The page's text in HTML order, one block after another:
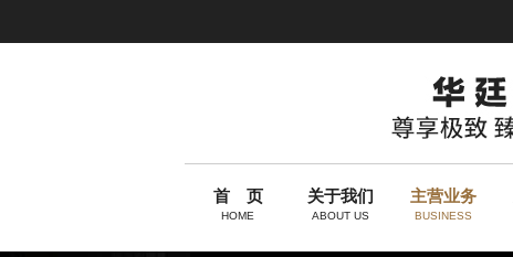
首 页
HOME
关于我们
ABOUT US
主营业务
BUSINESS